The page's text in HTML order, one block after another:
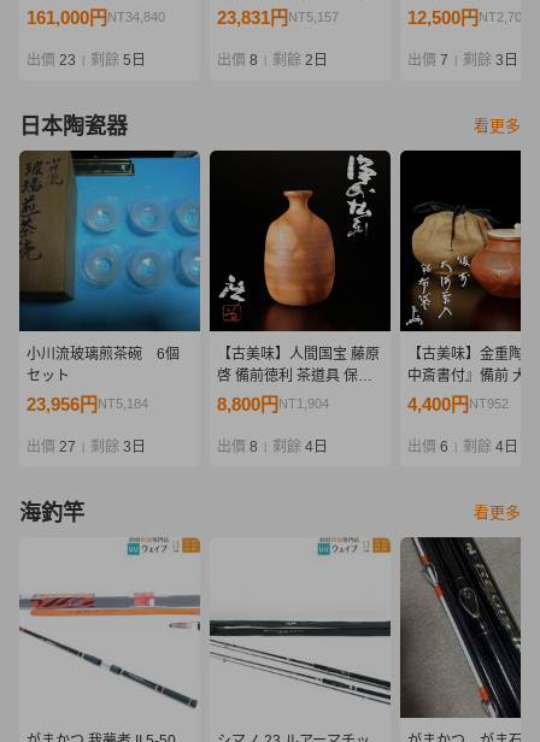
ィフューザー サイドステ
TOPSECRET GT-R
161,000円 NT34,840
出價 23 剩餘 5日
セット フロントスポイラ
パー 売り切り
23,831円 NT5,157
出價 8 剩餘 2日
ニッシュ 純正オプ
12,500円 NT2,705
出價 7 剩餘 3日
日本陶瓷器 看更多
小川流玻璃煎茶碗 6個
セット
23,956円 NT5,184
出價 27 剩餘 3日
【古美味】人間国宝 藤原
啓 備前徳利 茶道具 保証
品 d0UX
8,800円 NT1,904
出價 8 剩餘 4日
【古美味】金重陶
中斎書付』備前 大
銘:布袋 茶道具 保証
4,400円 NT952
出價 6 剩餘 4日
海釣竿 看更多